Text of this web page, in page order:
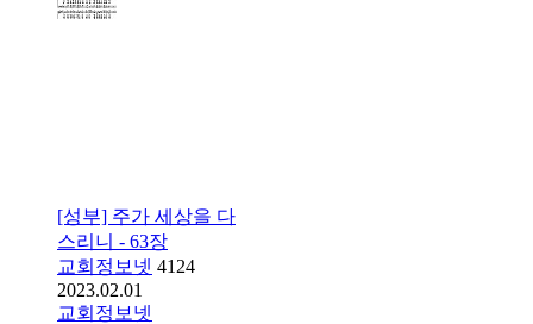
[성부] 주가 세상을 다
스리니 - 63장
교회정보넷 4124
2023.02.01
교회정보넷